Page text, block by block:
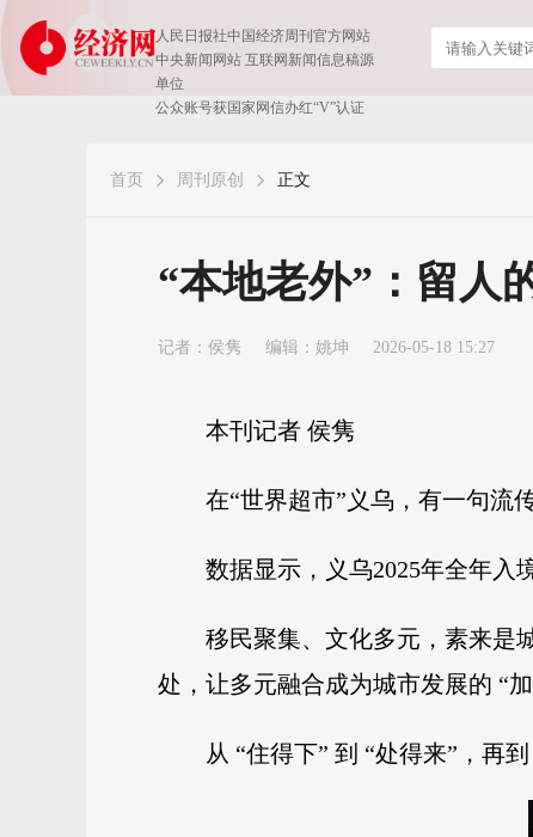
人民日报社中国经济周刊官方网站
中央新闻网站 互联网新闻信息稿源
单位
公众账号获国家网信办红“V”认证
首页 周刊原创 正文
“本地老外”：留人
记者： 侯隽 编辑：姚坤 2026-05-18 15:27
本刊记者 侯隽
在“世界超市”义乌，有一句流
数据显示，义乌2025年全年入
移民聚集、文化多元，素来是
处，让多元融合成为城市发展的 “加
从 “住得下” 到 “处得来”，再